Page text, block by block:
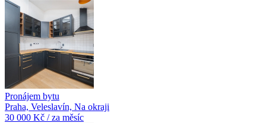
Pronájem bytu
Praha, Veleslavín, Na okraji
30 000 Kč / za měsíc